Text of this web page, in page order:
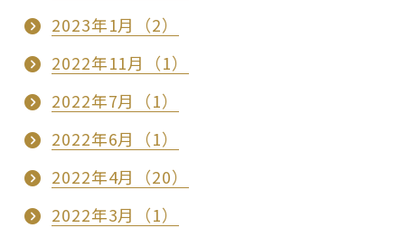
2023年1月（2）
2022年11月（1）
2022年7月（1）
2022年6月（1）
2022年4月（20）
2022年3月（1）